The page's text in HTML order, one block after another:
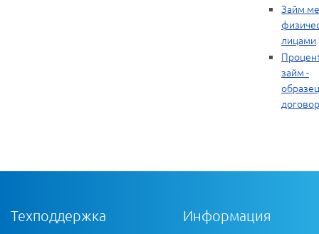
Займ
лицами
займ -
образец
Техподдержка Информация